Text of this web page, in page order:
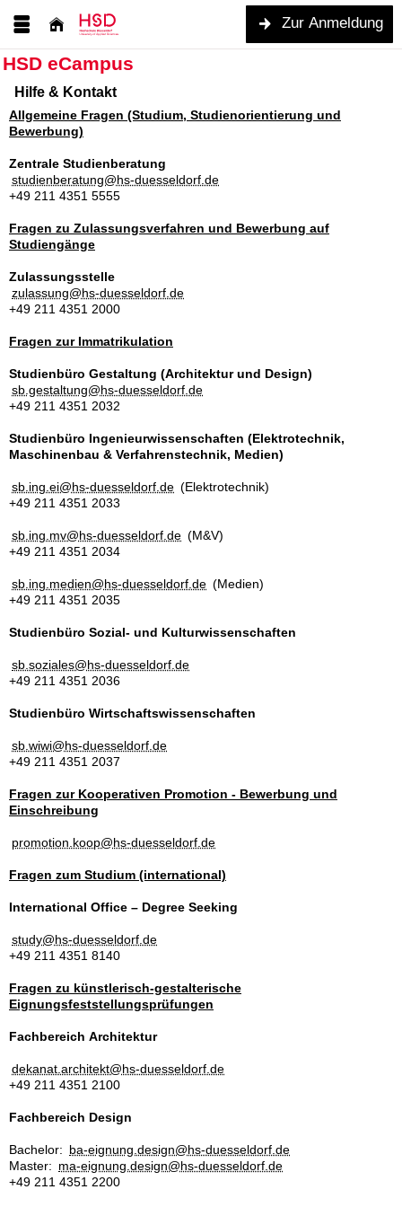
Zur Anmeldung
HSD eCampus
Hilfe & Kontakt
Allgemeine Fragen (Studium, Studienorientierung und
Bewerbung)
Zentrale Studienberatung
studienberatung@hs-duesseldorf.de
+49 211 4351 5555
Fragen zu Zulassungsverfahren und Bewerbung auf
Studiengänge
Zulassungsstelle
zulassung@hs-duesseldorf.de
+49 211 4351 2000
Fragen zur Immatrikulation
Studienbüro Gestaltung (Architektur und Design)
sb.gestaltung@hs-duesseldorf.de
+49 211 4351 2032
Studienbüro Ingenieurwissenschaften (Elektrotechnik,
Maschinenbau & Verfahrenstechnik, Medien)
sb.ing.ei@hs-duesseldorf.de (Elektrotechnik)
+49 211 4351 2033
sb.ing.mv@hs-duesseldorf.de (M&V)
+49 211 4351 2034
sb.ing.medien@hs-duesseldorf.de (Medien)
+49 211 4351 2035
Studienbüro Sozial- und Kulturwissenschaften
sb.soziales@hs-duesseldorf.de
+49 211 4351 2036
Studienbüro Wirtschaftswissenschaften
sb.wiwi@hs-duesseldorf.de
+49 211 4351 2037
Fragen zur Kooperativen Promotion - Bewerbung und
Einschreibung
promotion.koop@hs-duesseldorf.de
Fragen zum Studium (international)
International Office – Degree Seeking
study@hs-duesseldorf.de
+49 211 4351 8140
Fragen zu künstlerisch-gestalterische
Eignungsfeststellungsprüfungen
Fachbereich Architektur
dekanat.architekt@hs-duesseldorf.de
+49 211 4351 2100
Fachbereich Design
Bachelor: ba-eignung.design@hs-duesseldorf.de
Master: ma-eignung.design@hs-duesseldorf.de
+49 211 4351 2200